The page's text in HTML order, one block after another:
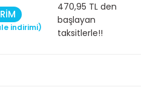
indirimi)
470,95 TL den
başlayan
taksitlerle!!